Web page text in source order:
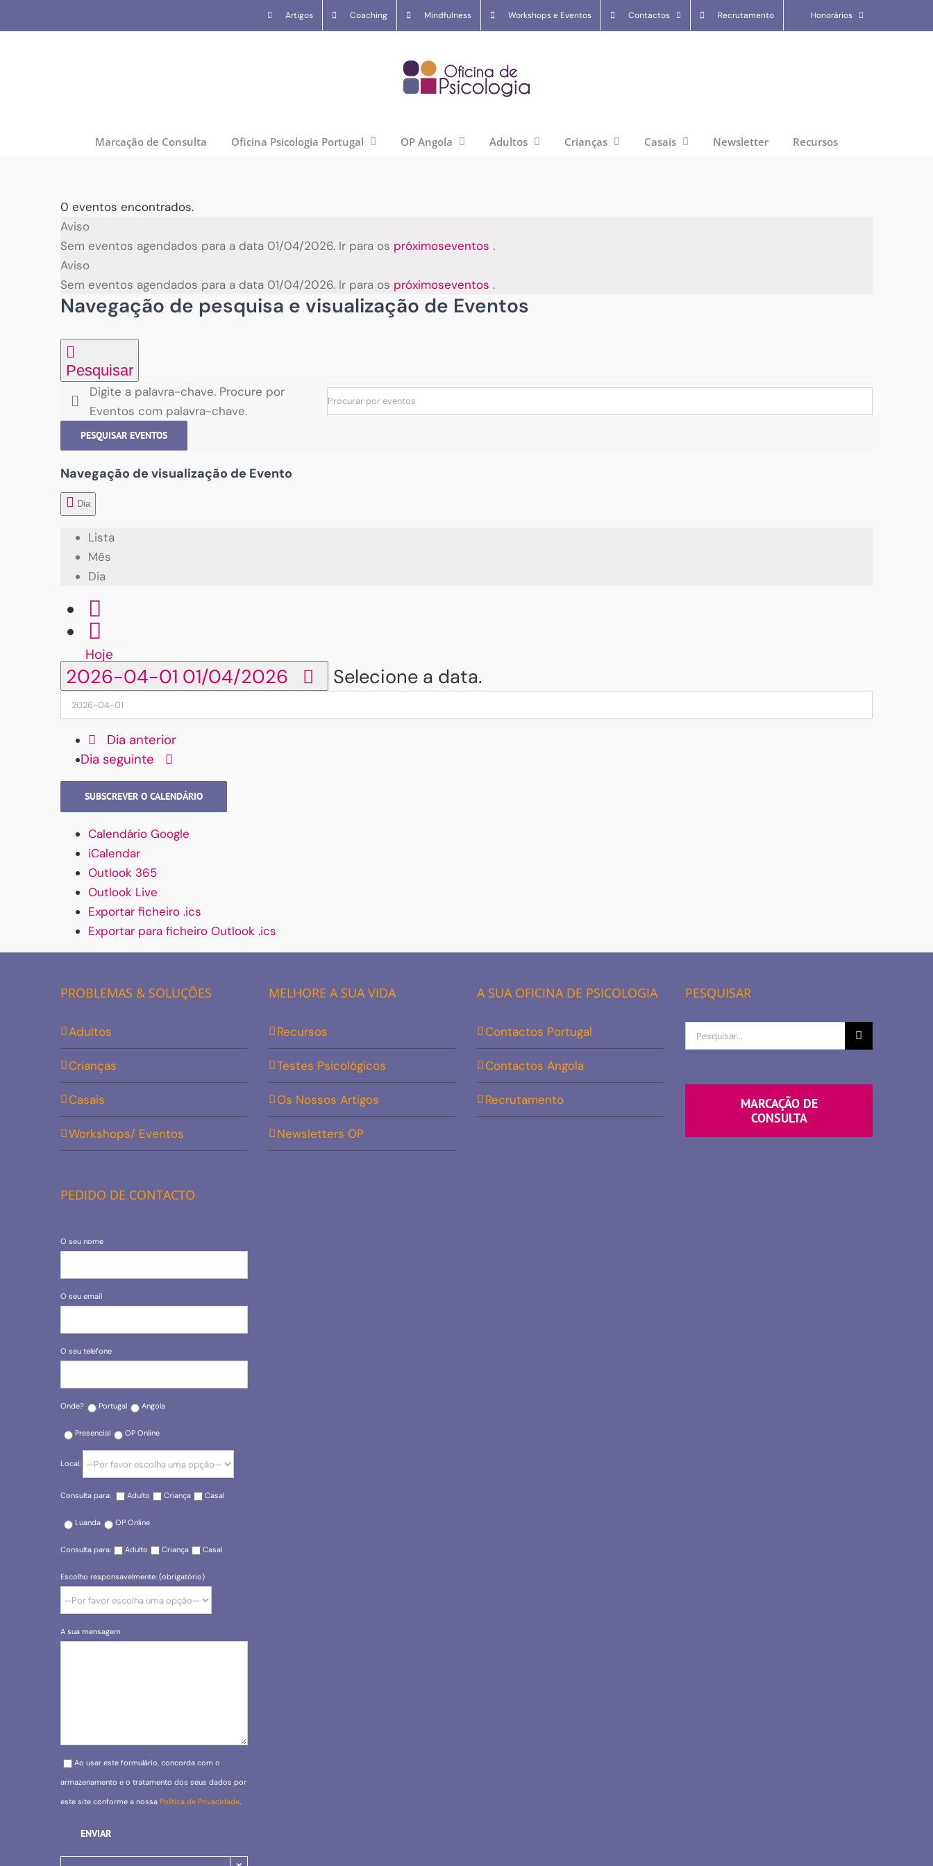
to
Artigos Coaching Mindfulness Workshops e Eventos Contactos Recrutamento Honorários
Marcação de Consulta Oficina Psicologia Portugal OP Angola Adultos Crianças Casais Newsletter Recursos
0 eventos encontrados.
Eventos
for
01/04/2026
Aviso
Sem eventos agendados para a data 01/04/2026. Ir para os próximoseventos .
Aviso
Sem eventos agendados para a data 01/04/2026. Ir para os próximoseventos .
Navegação de pesquisa e visualização de Eventos
Pesquisar
Digite a palavra-chave. Procure por
Eventos com palavra-chave.
PESQUISAR EVENTOS
Navegação de visualização de Evento
Dia
Lista
Mês
Dia
Hoje
2026-04-01 01/04/2026 Selecione a data.
Dia anterior
Dia seguinte
SUBSCREVER O CALENDÁRIO
Calendário Google
iCalendar
Outlook 365
Outlook Live
Exportar ficheiro .ics
Exportar para ficheiro Outlook .ics
PROBLEMAS & SOLUÇÕES
Adultos
Crianças
Casais
Workshops/ Eventos
PEDIDO DE CONTACTO
O seu nome
O seu email
O seu telefone
Onde? Portugal Angola
Presencial OP Online
Local:
Consulta para: Adulto Criança Casal
Luanda OP Online
Consulta para: Adulto Criança Casal
Escolho responsavelmente: (obrigatório)
A sua mensagem
Please leave this field empty.
Ao usar este formulário, concorda com o
armazenamento e o tratamento dos seus dados por
este site conforme a nossa Política de Privacidade.
MELHORE A SUA VIDA
Recursos
Testes Psicológicos
Os Nossos Artigos
Newsletters OP
A SUA OFICINA DE PSICOLOGIA
Contactos Portugal
Contactos Angola
Recrutamento
PESQUISAR
Procurar
por
MARCAÇÃO DE
CONSULTA